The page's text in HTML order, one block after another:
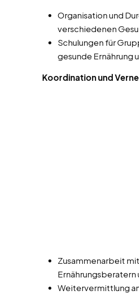
Organisation und
verschiedenen
Schulungen für
gesunde Ernährung
Koordination und
Zusammenarbeit
Ernährungsberatern
Weitervermittlung